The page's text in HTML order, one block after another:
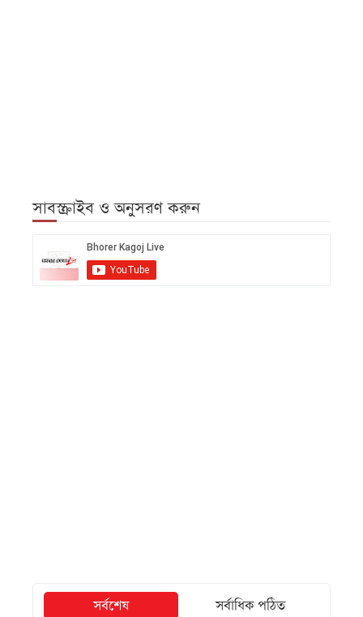
সাবস্ক্রাইব ও অনুসরণ করুন
সর্বশেষ
সর্বাধিক পঠিত